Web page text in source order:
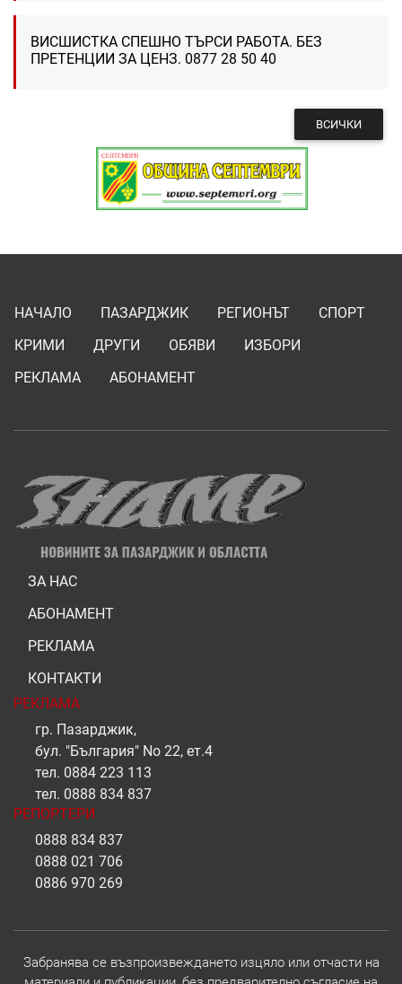
ВИСШИСТКА СПЕШНО ТЪРСИ РАБОТА. БЕЗ
ПРЕТЕНЦИИ ЗА ЦЕНЗ. 0877 28 50 40
ВСИЧКИ
НАЧАЛО ПАЗАРДЖИК РЕГИОНЪТ
СПОРТ
КРИМИ
ДРУГИ ОБЯВИ
ИЗБОРИ
РЕКЛАМА
АБОНАМЕНТ
ЗА НАС
АБОНАМЕНТ
РЕКЛАМА
КОНТАКТИ
РЕКЛАМА
гр. Пазарджик,
бул. "България" No 22, ет.4
тел. 0884 223 113
тел. 0888 834 837
РЕПОРТЕРИ
0888 834 837
0888 021 706
0886 970 269
Забранява се възпроизвеждането изцяло или отчасти на